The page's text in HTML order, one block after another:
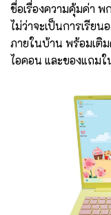
ชื่อเรื่องความคุ้มค่า พ
ไม่ว่าจะเป็นการเรีย
ภายในบ้าน พร้อมเติม
ไอคอน และของแถม